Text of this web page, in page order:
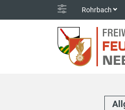
Rohrbach